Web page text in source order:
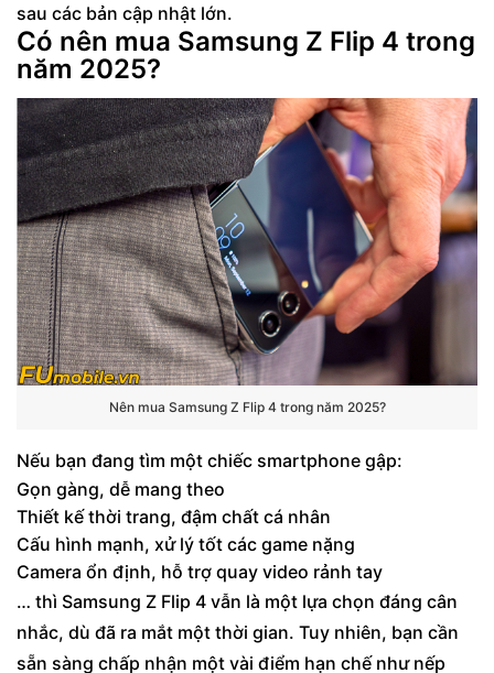
sau các bản cập nhật lớn.
Có nên mua Samsung Z Flip 4 trong
năm 2025?
Nên mua Samsung Z Flip 4 trong năm 2025?
Nếu bạn đang tìm một chiếc smartphone gập:
Gọn gàng, dễ mang theo
Thiết kế thời trang, đậm chất cá nhân
Cấu hình mạnh, xử lý tốt các game nặng
Camera ổn định, hỗ trợ quay video rảnh tay
… thì Samsung Z Flip 4 vẫn là một lựa chọn đáng cân
nhắc, dù đã ra mắt một thời gian. Tuy nhiên, bạn cần
sẵn sàng chấp nhận một vài điểm hạn chế như nếp